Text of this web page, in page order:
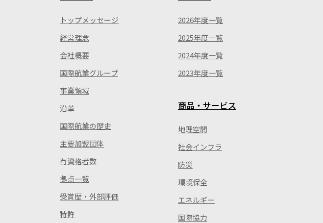
トップメッセージ
経営理念
会社概要
国際航業グループ
事業領域
沿革
国際航業の歴史
主要加盟団体
有資格者数
拠点一覧
受賞歴・外部評価
特許
2026年度一覧
2025年度一覧
2024年度一覧
2023年度一覧
商品・サービス
地理空間
社会インフラ
防災
環境保全
エネルギー
国際協力